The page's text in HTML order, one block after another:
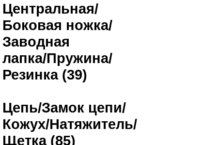
Центральная/
Боковая ножка/
Заводная
лапка/Пружина/
Резинка (39)
Цепь/Замок цепи/
Кожух/Натяжитель/
Щетка (85)